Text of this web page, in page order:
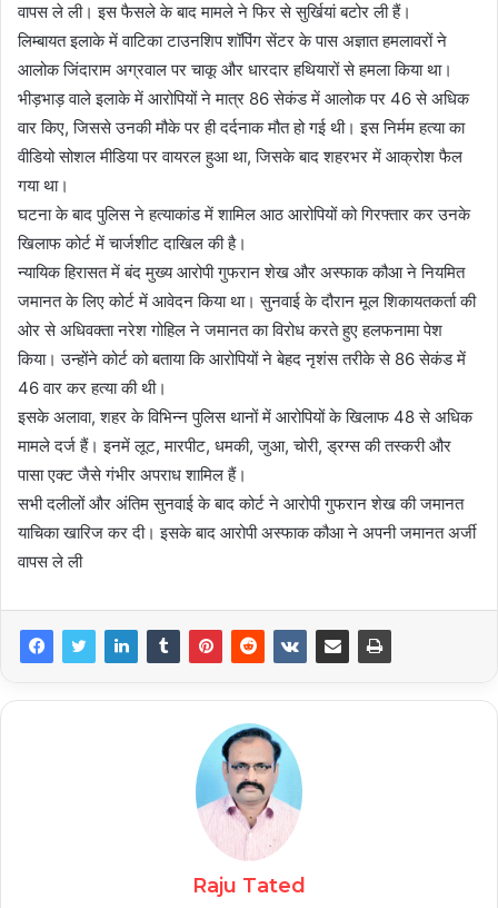
वापस ले ली। इस फैसले के बाद मामले ने फिर से सुर्खियां बटोर ली हैं।
लिम्बायत इलाके में वाटिका टाउनशिप शॉपिंग सेंटर के पास अज्ञात हमलावरों ने
आलोक जिंदाराम अग्रवाल पर चाकू और धारदार हथियारों से हमला किया था।
भीड़भाड़ वाले इलाके में आरोपियों ने मात्र 86 सेकंड में आलोक पर 46 से अधिक
वार किए, जिससे उनकी मौके पर ही दर्दनाक मौत हो गई थी। इस निर्मम हत्या का
वीडियो सोशल मीडिया पर वायरल हुआ था, जिसके बाद शहरभर में आक्रोश फैल
गया था।
घटना के बाद पुलिस ने हत्याकांड में शामिल आठ आरोपियों को गिरफ्तार कर उनके
खिलाफ कोर्ट में चार्जशीट दाखिल की है।
न्यायिक हिरासत में बंद मुख्य आरोपी गुफरान शेख और अस्फाक कौआ ने नियमित
जमानत के लिए कोर्ट में आवेदन किया था। सुनवाई के दौरान मूल शिकायतकर्ता की
ओर से अधिवक्ता नरेश गोहिल ने जमानत का विरोध करते हुए हलफनामा पेश
किया। उन्होंने कोर्ट को बताया कि आरोपियों ने बेहद नृशंस तरीके से 86 सेकंड में
46 वार कर हत्या की थी।
इसके अलावा, शहर के विभिन्न पुलिस थानों में आरोपियों के खिलाफ 48 से अधिक
मामले दर्ज हैं। इनमें लूट, मारपीट, धमकी, जुआ, चोरी, ड्रग्स की तस्करी और
पासा एक्ट जैसे गंभीर अपराध शामिल हैं।
सभी दलीलों और अंतिम सुनवाई के बाद कोर्ट ने आरोपी गुफरान शेख की जमानत
याचिका खारिज कर दी। इसके बाद आरोपी अस्फाक कौआ ने अपनी जमानत अर्जी
वापस ले ली
Raju Tated